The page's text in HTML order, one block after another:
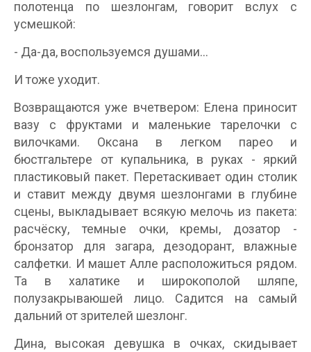
полотенца по шезлонгам, говорит вслух с
усмешкой:
- Да-да, воспользуемся душами...
И тоже уходит.
Возвращаются уже вчетвером: Елена приносит
вазу с фруктами и маленькие тарелочки с
вилочками. Оксана в легком парео и
бюстгальтере от купальника, в руках - яркий
пластиковый пакет. Перетаскивает один столик
и ставит между двумя шезлонгами в глубине
сцены, выкладывает всякую мелочь из пакета:
расчёску, темные очки, кремы, дозатор -
бронзатор для загара, дезодорант, влажные
салфетки. И машет Алле расположиться рядом.
Та в халатике и широкополой шляпе,
полузакрываюшей лицо. Садится на самый
дальний от зрителей шезлонг.
Дина, высокая девушка в очках, скидывает